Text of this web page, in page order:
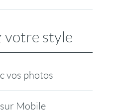
votre style
vos photos
Mobile